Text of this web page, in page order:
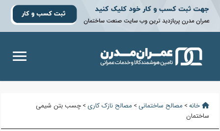
خانه> مصالح ساختمانی> مصالح نازک کاری > چسب بتن شیمی
ساختمان